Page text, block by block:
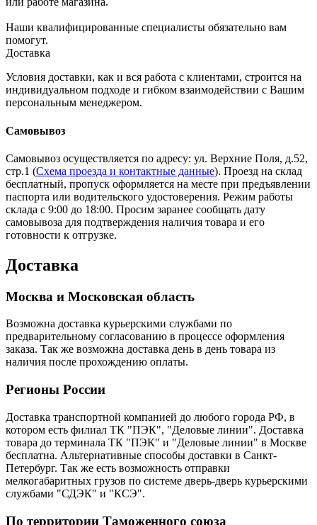
Наши квалифицированные специалисты обязательно вам
помогут.
Доставка
Условия доставки, как и вся работа с клиентами, строится на
индивидуальном подходе и гибком взаимодействии с Вашим
персональным менеджером.
Самовывоз
Самовывоз осуществляется по адресу: ул. Верхние Поля, д.52,
стр.1 (Схема проезда и контактные данные). Проезд на склад
бесплатный, пропуск оформляется на месте при предъявлении
паспорта или водительского удостоверения. Режим работы
склада с 9:00 до 18:00. Просим заранее сообщать дату
самовывоза для подтверждения наличия товара и его
готовности к отгрузке.
Доставка
Москва и Московская область
Возможна доставка курьерскими службами по
предварительному согласованию в процессе оформления
заказа. Так же возможна доставка день в день товара из
наличия после прохождению оплаты.
Регионы России
Доставка транспортной компанией до любого города РФ, в
котором есть филиал ТК "ПЭК", "Деловые линии". Доставка
товара до терминала ТК "ПЭК" и "Деловые линии" в Москве
бесплатна. Альтернативные способы доставки в Санкт-
Петербург. Так же есть возможность отправки
мелкогабаритных грузов по системе дверь-дверь курьерскими
службами "СДЭК" и "КСЭ".
По территории Таможенного союза